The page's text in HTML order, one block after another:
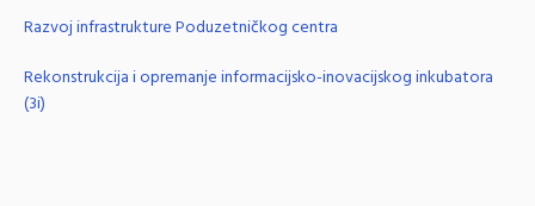
Razvoj infrastrukture Poduzetničkog centra
Rekonstrukcija i opremanje informacijsko-inovacijskog inkubatora
(3i)